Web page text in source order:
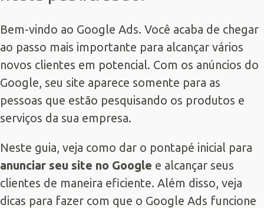
Bem-vindo ao Google Ads. Você acaba de chegar
ao passo mais importante para alcançar vários
novos clientes em potencial. Com os anúncios do
Google, seu site aparece somente para as
pessoas que estão pesquisando os produtos e
serviços da sua empresa.
Neste guia, veja como dar o pontapé inicial para
anunciar seu site no Google e alcançar seus
clientes de maneira eficiente. Além disso, veja
dicas para fazer com que o Google Ads funcione